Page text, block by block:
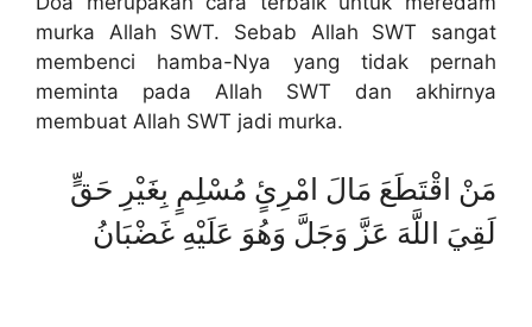
murka Allah SWT. Sebab Allah SWT sangat
membenci hamba-Nya yang tidak pernah
meminta pada Allah SWT dan akhirnya
membuat Allah SWT jadi murka.
مَنْ اقْتَطَعَ مَالَ امْرِئٍ مُسْلِمٍ بِغَيْرِ حَقٍّ
لَقِيَ اللَّهَ عَزَّ وَجَلَّ وَهُوَ عَلَيْهِ غَضْبَانُ